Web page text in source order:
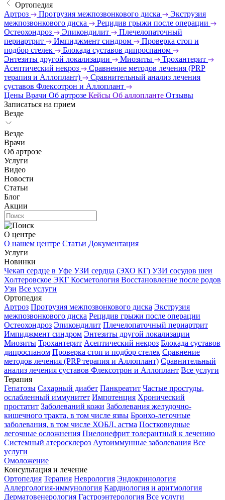
Ортопедия
Артроз
Протрузия межпозвонкового диска
Экструзия
межпозвонкового диска
Рецидив грыжи после операции
Остеохондроз
Эпикондилит
Плечелопаточный
периартрит
Импиджмент синдром
Проверка стоп и
подбор стелек
Блокада суставов дипроспаном
Энтезиты другой локализации
Миозиты
Трохантерит
Асептический некроз
Сравнение методов лечения (PRP
терапия и Аллоплант)
Сравнительный анализ лечения
суставов Флексотрон и Аллоплант
Цены Врачи Об артрозе Кейсы Об аллопланте Отзывы
Записаться на прием
Везде
Везде
Врачи
Об артрозе
Услуги
Видео
Новости
Статьи
Блог
Акции
О центре
О нашем центре Статьи Документация
Услуги
Новинки
Чекап сердце в Уфе УЗИ сердца (ЭХО КГ) УЗИ сосудов шеи
Холтеровское ЭКГ Косметология Восстановление после родов
Узи Все услуги
Ортопедия
Артроз Протрузия межпозвонкового диска Экструзия
межпозвонкового диска Рецидив грыжи после операции
Остеохондроз Эпикондилит Плечелопаточный периартрит
Импиджмент синдром Энтезиты другой локализации
Миозиты Трохантерит Асептический некроз Блокада суставов
дипроспаном Проверка стоп и подбор стелек Сравнение
методов лечения (PRP терапия и Аллоплант) Сравнительный
анализ лечения суставов Флексотрон и Аллоплант Все услуги
Терапия
Гепатозы Сахарный диабет Панкреатит Частые простуды,
ослабленный иммунитет Импотенция Хронический
простатит Заболеваний кожи Заболевания желудочно-
кишечного тракта, в том числе язвы Бронхо-легочные
заболевания, в том числе ХОБЛ, астма Постковидные
легочные осложнения Пиелонефрит толерантный к лечению
Системный атеросклероз Аутоиммунные заболевания Все
услуги
Омоложение
Консультация и лечение
Ортопедия Терапия Неврология Эндокринология
Аллергология-иммунология Кардиология и аритмология
Дерматовенерология Гастроэнтерология Все услуги